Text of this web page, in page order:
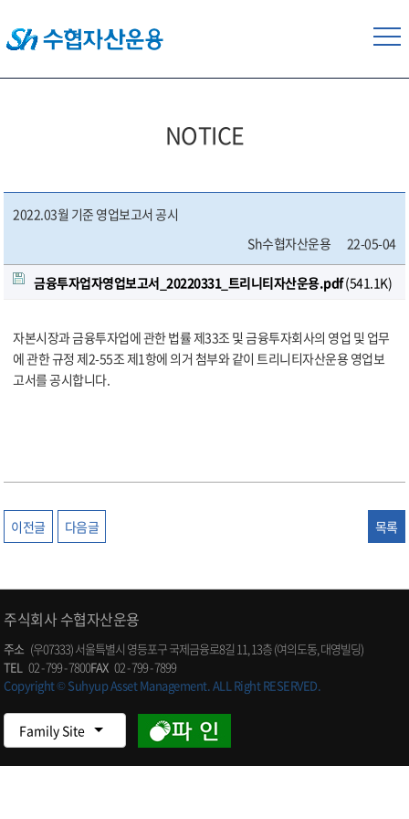
NOTICE
2022.03월 기준 영업보고서 공시
Sh수협자산운용
22-05-04
금융투자업자영업보고서_20220331_트리니티자산운용.pdf(541.1K)
자본시장과 금융투자업에 관한 법률 제33조 및 금융투자회사의 영업 및 업무
에 관한 규정 제2-55조 제1항에 의거 첨부와 같이 트리니티자산운용 영업보
고서를 공시합니다.
이전글 다음글 목록
주식회사 수협자산운용
주소 (우07333) 서울특별시 영등포구 국제금융로8길 11, 13층 (여의도동, 대영빌딩)
TEL 02 - 799 - 7800FAX 02 - 799 - 7899
Copyright © Suhyup Asset Management. ALL Right RESERVED.
Family Site